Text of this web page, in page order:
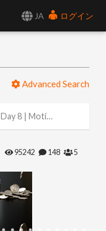
JA
ログイン
Advanced Search
Day 8 | Motion: Falling
95242 148 5